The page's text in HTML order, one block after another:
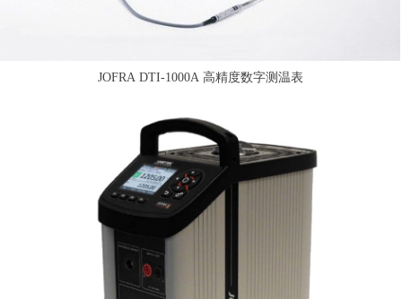
JOFRA DTI-1000A 高精度数字测温表